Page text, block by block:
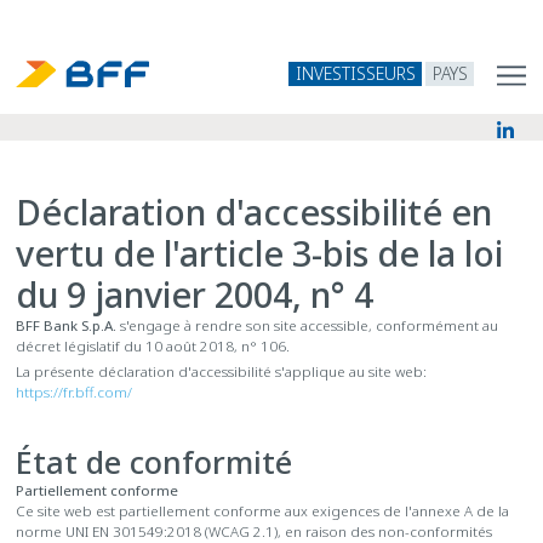
INVESTISSEURS PAYS
Déclaration d'accessibilité en
vertu de l'article 3-bis de la loi
du 9 janvier 2004, n° 4
BFF Bank S.p.A. s'engage à rendre son site accessible, conformément au
décret législatif du 10 août 2018, n° 106.
La présente déclaration d'accessibilité s'applique au site web:
https://fr.bff.com/
État de conformité
Partiellement conforme
Ce site web est partiellement conforme aux exigences de l'annexe A de la
norme UNI EN 301549:2018 (WCAG 2.1), en raison des non-conformités